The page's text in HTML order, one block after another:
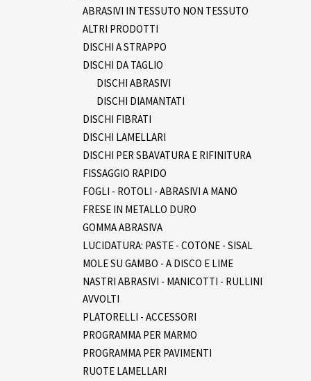
ABRASIVI IN TESSUTO NON TESSUTO
ALTRI PRODOTTI
DISCHI A STRAPPO
DISCHI DA TAGLIO
DISCHI ABRASIVI
DISCHI DIAMANTATI
DISCHI FIBRATI
DISCHI LAMELLARI
DISCHI PER SBAVATURA E RIFINITURA
FISSAGGIO RAPIDO
FOGLI - ROTOLI - ABRASIVI A MANO
FRESE IN METALLO DURO
GOMMA ABRASIVA
LUCIDATURA: PASTE - COTONE - SISAL
MOLE SU GAMBO - A DISCO E LIME
NASTRI ABRASIVI - MANICOTTI - RULLINI
AVVOLTI
PLATORELLI - ACCESSORI
PROGRAMMA PER MARMO
PROGRAMMA PER PAVIMENTI
RUOTE LAMELLARI